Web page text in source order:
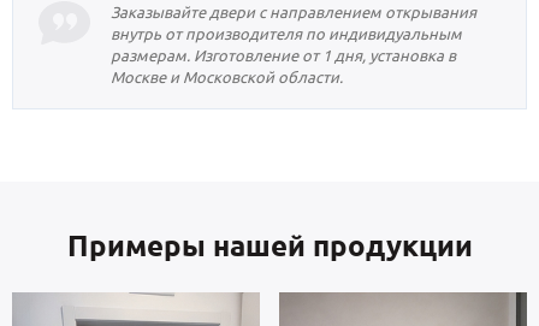
Заказывайте двери с направлением открывания
внутрь от производителя по индивидуальным
размерам. Изготовление от 1 дня, установка в
Москве и Московской области.
Примеры нашей продукции